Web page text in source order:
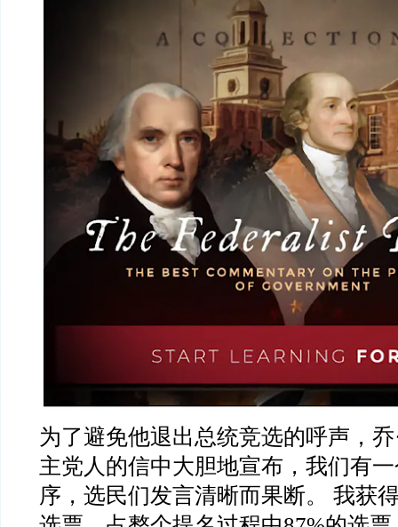
为了避免他退出总统竞选的呼声，
主党人的信中大胆地宣布，我们有
序，选民们发言清晰而果断。 我获